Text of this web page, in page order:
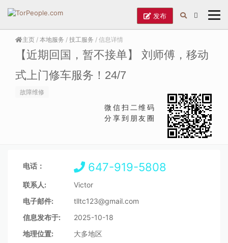
发布
主页 / 本地服务 / 技工服务 / 信息详情
【近期回国，暂不接单】 刘师傅，移动
式上门修车服务！24/7
故障维修
微信扫二维码
分享到朋友圈
电话： 647-919-5808
联系人:
Victor
电子邮件:
tlltc123@gmail.com
信息发布于:
2025-10-18
地理位置:
大多地区